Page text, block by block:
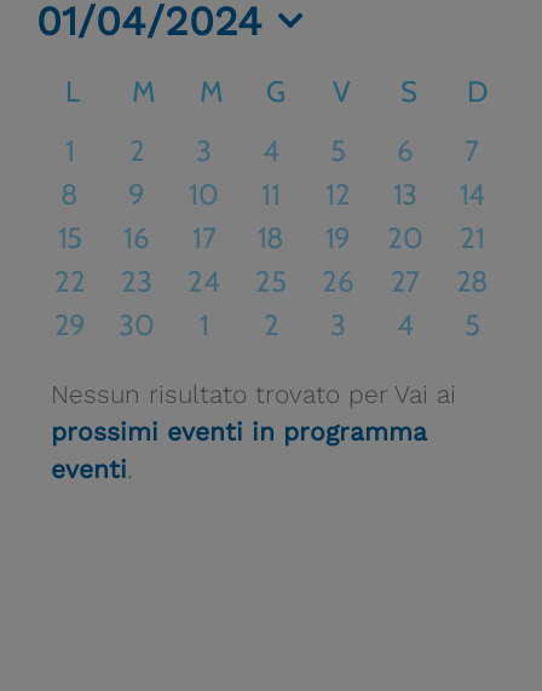
01/04/2024
Seleziona
data.
Calendario
Eventi
LLUNEDÌ
MMARTEDÌ
MMERCOLEDÌ
G GIOVEDÌ
V VENERDÌ
S SABATO
D
0
eventi
1
0
eventi
2
0
eventi
3
0
eventi
4
0
eventi
5
0
eventi
6
0
eventi
7
0
eventi
8
0
eventi
9
0
eventi
10
0
eventi
11
0
eventi
12
0
eventi
13
0
eventi
14
0
eventi
15
0
eventi
16
0
eventi
17
0
eventi
18
0
eventi
19
0
eventi
20
0
eventi
21
0
eventi
22
0
eventi
23
0
eventi
24
0
eventi
25
0
eventi
26
0
eventi
27
0
eventi
28
0
29
0
30
0
1
0
2
0
3
0
4
0
5
Notice
Nessun risultato trovato per Vai ai
prossimi eventi in programma
eventi.